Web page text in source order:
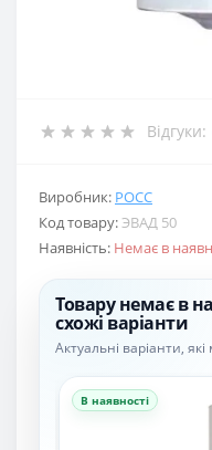
Відгуки:
Виробник: РОСС
Код товару: ЭВАД 50
Наявність: Немає в
Товару немає в
схожі варіанти
Актуальні варіанти,
В наявності